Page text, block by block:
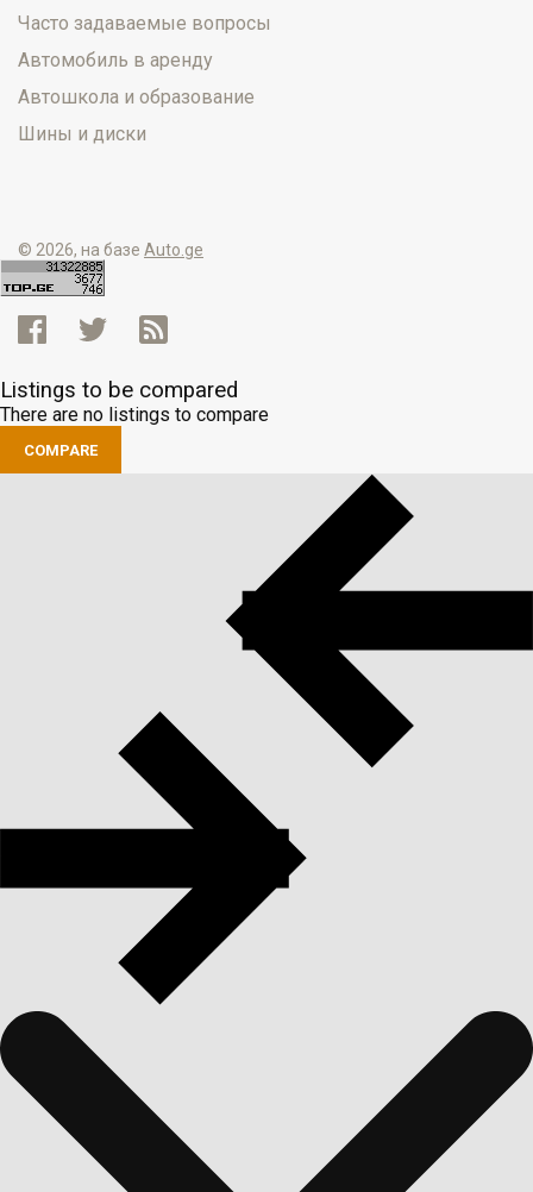
Часто задаваемые вопросы
Автомобиль в аренду
Автошкола и образование
Шины и диски
© 2026, на базе Auto.ge
Listings to be compared
There are no listings to compare
COMPARE